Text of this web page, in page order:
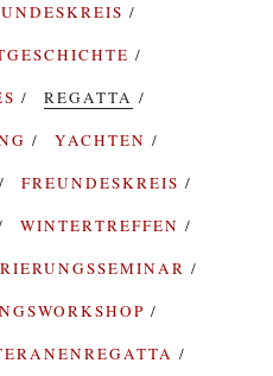
REGATTA
YACHTEN
FREUNDESKREIS
WINTERTREFFEN